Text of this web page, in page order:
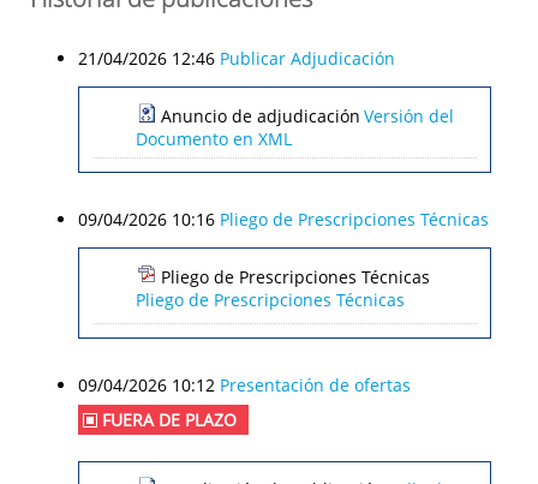
21/04/2026 12:46 Publicar Adjudicación
Anuncio de adjudicación Versión del
Documento en XML
09/04/2026 10:16 Pliego de Prescripciones Técnicas
Pliego de Prescripciones Técnicas
Pliego de Prescripciones Técnicas
09/04/2026 10:12 Presentación de ofertas
FUERA DE PLAZO